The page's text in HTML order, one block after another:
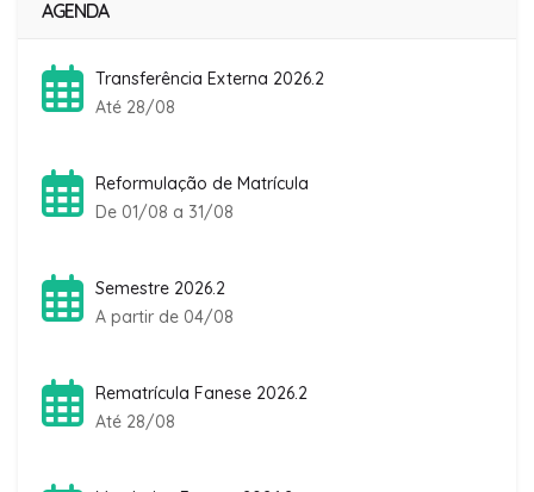
AGENDA
Transferência Externa 2026.2
Até 28/08
Reformulação de Matrícula
De 01/08 a 31/08
Semestre 2026.2
A partir de 04/08
Rematrícula Fanese 2026.2
Até 28/08